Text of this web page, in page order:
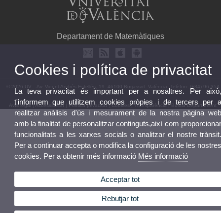
Departament de Matemàtiques
© 2026 UV. - Av. Vicent Andrés Estellés, 19. 46100 Burjassot. València. Telèfon: (+34) 96 354
40 85
Avís legal |Accessibilitat Política privacitat|Cookies|Transparència|Bústia Departament
Cookies i política de privacitat
La teva privacitat és important per a nosaltres. Per
t'informem que utilitzem cookies pròpies i de tercers per
realitzar anàlisis d'ús i mesurament de la nostra pàgina
amb la finalitat de personalitzar continguts,així com
funcionalitats a les xarxes socials o analitzar el nostre
Per a continuar accepta o modifica la configuració de les
cookies. Per a obtenir més informació Més informació
Acceptar tot
Rebutjar tot